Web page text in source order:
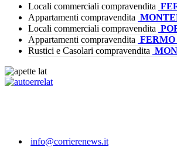
Locali commerciali compravendita
Appartamenti compravendita
Locali commerciali compravendita
Appartamenti compravendita FERMO
Rustici e Casolari compravendita
info@corrierenews.it